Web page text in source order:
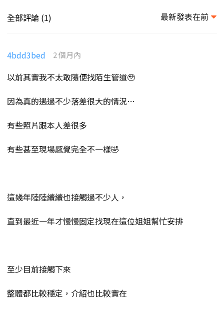
全部評論 (1) 最新發表在前
4bdd3bed 2 個月內
以前其實我不太敢隨便找陌生管道🥹
因為真的遇過不少落差很大的情況…
有些照片跟本人差很多
有些甚至現場感覺完全不一樣🤣
這幾年陸陸續續也接觸過不少人，
直到最近一年才慢慢固定找現在這位姐姐幫忙安排
至少目前接觸下來
整體都比較穩定，介紹也比較實在